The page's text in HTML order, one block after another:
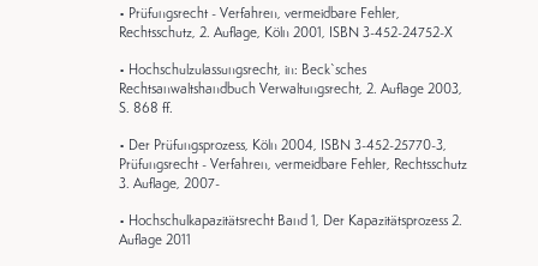
• Prüfungsrecht - Verfahren, vermeidbare Fehler,
Rechtsschutz, 2. Auflage, Köln 2001, ISBN 3-452-24752-X
• Hochschulzulassungsrecht, in: Beck`sches
Rechtsanwaltshandbuch Verwaltungsrecht, 2. Auflage 2003,
S. 868 ff.
• Der Prüfungsprozess, Köln 2004, ISBN 3-452-25770-3,
Prüfungsrecht - Verfahren, vermeidbare Fehler, Rechtsschutz
3. Auflage, 2007-
• Hochschulkapazitätsrecht Band 1, Der Kapazitätsprozess 2.
Auflage 2011